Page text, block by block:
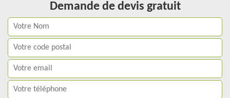
Demande de devis gratuit